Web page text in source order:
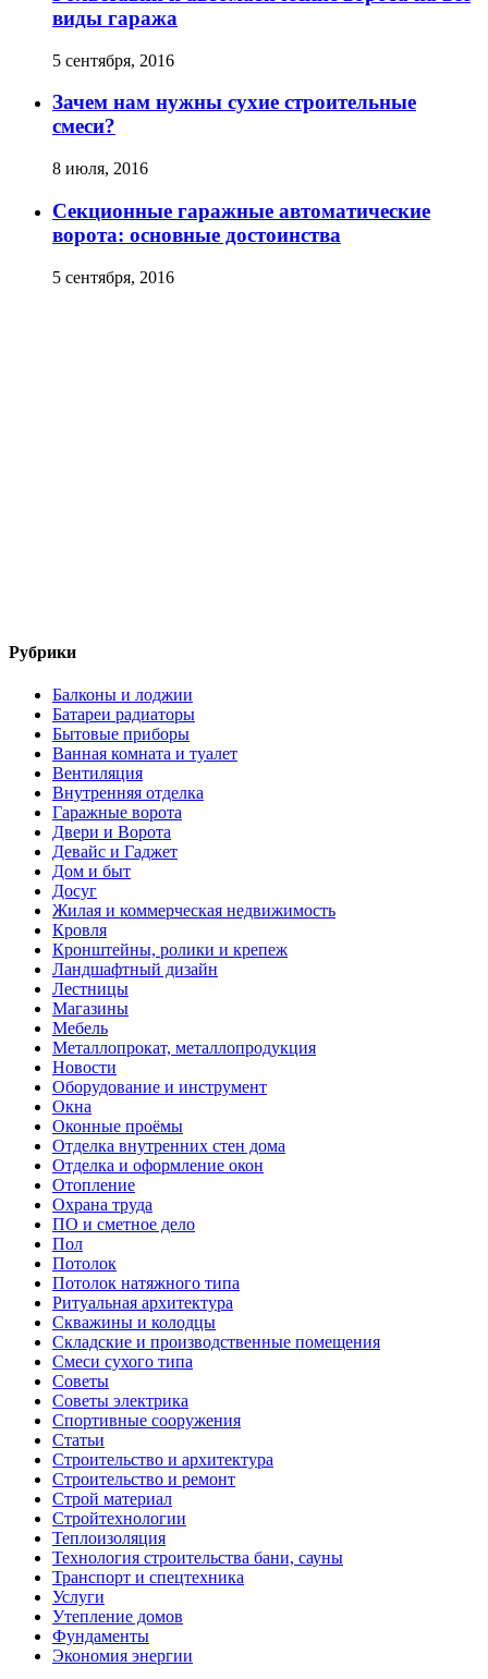
виды гаража
5 сентября, 2016
Зачем нам нужны сухие строительные
смеси?
8 июля, 2016
Секционные гаражные автоматические
ворота: основные достоинства
5 сентября, 2016
Рубрики
Балконы и лоджии
Батареи радиаторы‎
Бытовые приборы
Ванная комната и туалет
Вентиляция
Внутренняя отделка
Гаражные ворота
Двери и Ворота
Девайс и Гаджет
Дом и быт
Досуг
Жилая и коммерческая недвижимость
Кровля
Кронштейны, ролики и крепеж
Ландшафтный дизайн
Лестницы
Магазины
Мебель
Металлопрокат, металлопродукция
Новости
Оборудование и инструмент
Окна
Оконные проёмы
Отделка внутренних стен дома
Отделка и оформление окон
Отопление
Охрана труда
ПО и сметное дело
Пол
Потолок
Потолок натяжного типа
Ритуальная архитектура
Скважины и колодцы
Складские и производственные помещения
Смеси сухого типа
Советы
Советы электрика
Спортивные сооружения
Статьи
Строительство и архитектура
Строительство и ремонт
Строй материал
Стройтехнологии
Теплоизоляция
Технология строительства бани, сауны
Транспорт и спецтехника
Услуги
Утепление домов
Фундаменты
Экономия энергии